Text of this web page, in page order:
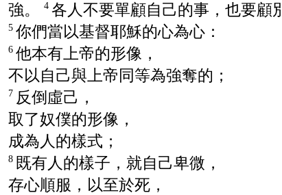
強。
4 各人不要單顧自己的事，也要顧
5 你們當以基督耶穌的心為心：
6 他本有上帝的形像，
不以自己與上帝同等為強奪的；
7 反倒虛己，
取了奴僕的形像，
成為人的樣式；
8 既有人的樣子，就自己卑微，
存心順服，以至於死，